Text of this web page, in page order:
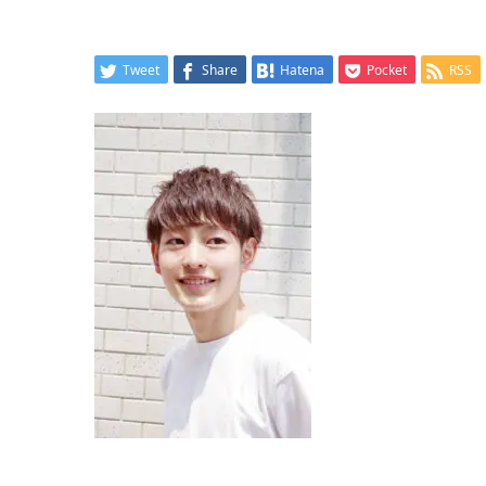
Tweet Share Hatena Pocket RSS